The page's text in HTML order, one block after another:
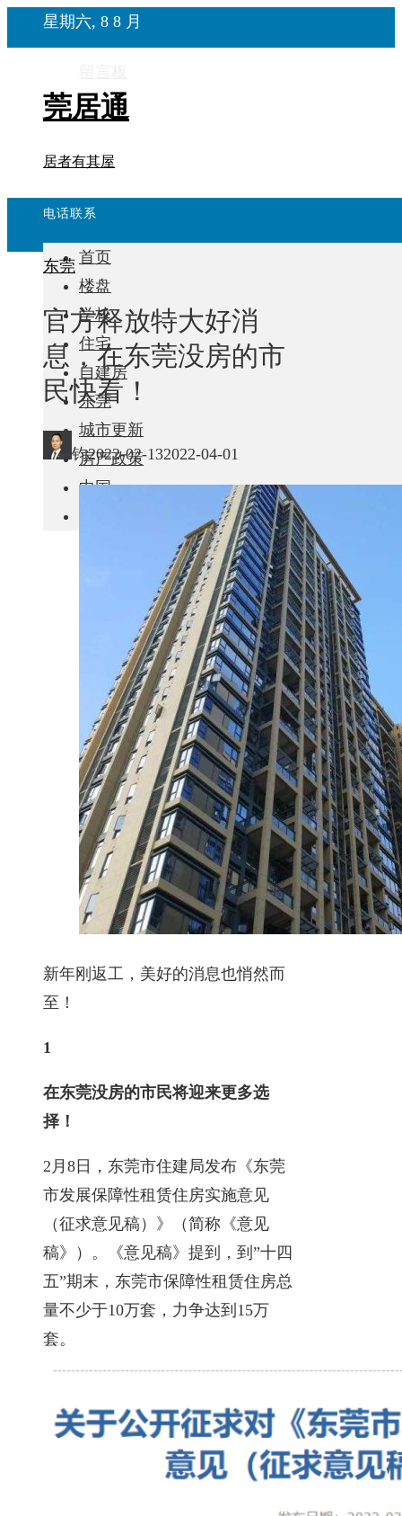
星期六, 8 8 月
莞居通
居者有其屋
电话联系
首页
楼盘
学校
住宅
自建房
东莞
城市更新
房产政策
中国
东莞
官方释放特大好消
息，在东莞没房的市
民快看！
钧2022-02-132022-04-01
新年刚返工，美好的消息也悄然而
至！
1
在东莞没房的市民将迎来更多选
择！
2月8日，东莞市住建局发布《东莞
市发展保障性租赁住房实施意见
（征求意见稿）》（简称《意见
稿》）。《意见稿》提到，到”十四
五”期末，东莞市保障性租赁住房总
量不少于10万套，力争达到15万
套。